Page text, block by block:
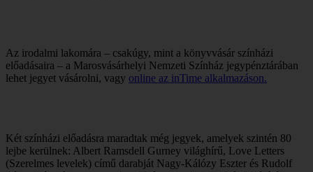
Az irodalmi lakomára – csakúgy, mint a könyvvásár színházi
előadásaira – a Marosvásárhelyi Nemzeti Színház jegypénztárában
lehet jegyet vásárolni, vagy online az inTime alkalmazáson.
Két színházi előadásra maradtak még jegyek, amelyek szintén 80
lejbe kerülnek: Albert Ramsdell Gurney világhírű, Love Letters
(Szerelmes levelek) című darabját Nagy-Kálózy Eszter és Rudolf